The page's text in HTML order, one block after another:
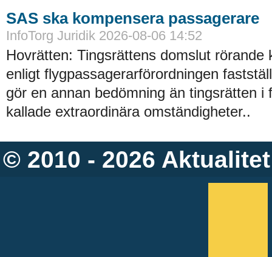
SAS ska kompensera passagerare
InfoTorg Juridik 2026-08-06 14:52
Hovrätten: Tingsrättens domslut rörande
enligt flygpassagerarförordningen
gör en annan bedömning än tingsrätten i
kallade extraordinära omständigheter..
© 2010 - 2026 Aktualitet